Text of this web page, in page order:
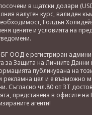
в щатски долари
валутен курс, валиден
Голдън
цените и условията на
ООД е регистриран
за Защита на Личните
публикувана на
цел и е възможно
Съгласно чл.80 от ЗТ
представена в офисите
агенти!